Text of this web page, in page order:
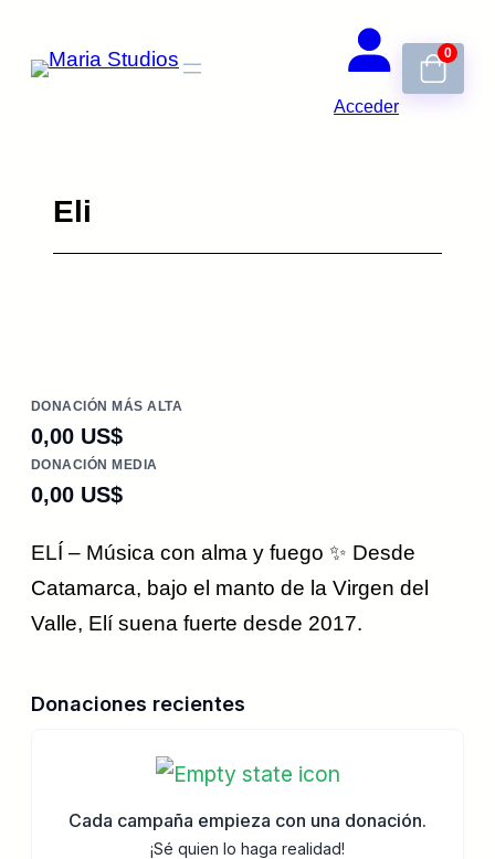
Acceder
0
Eli
DONACIÓN MÁS ALTA
0,00 US$
DONACIÓN MEDIA
0,00 US$
ELÍ – Música con alma y fuego ✨ Desde
Catamarca, bajo el manto de la Virgen del
Valle, Elí suena fuerte desde 2017.
Donaciones recientes
Cada campaña empieza con una donación.
¡Sé quien lo haga realidad!